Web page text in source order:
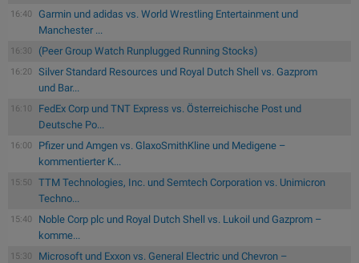
16:40
Garmin und adidas vs. World Wrestling Entertainment und
Manchester ...
16:30 (Peer Group Watch Runplugged Running Stocks)
16:20
Silver Standard Resources und Royal Dutch Shell vs. Gazprom
und Bar...
16:10
FedEx Corp und TNT Express vs. Österreichische Post und
Deutsche Po...
16:00
Pfizer und Amgen vs. GlaxoSmithKline und Medigene –
kommentierter K...
15:50
TTM Technologies, Inc. und Semtech Corporation vs. Unimicron
Techno...
15:40
Noble Corp plc und Royal Dutch Shell vs. Lukoil und Gazprom –
komme...
15:30
Microsoft und Exxon vs. General Electric und Chevron –